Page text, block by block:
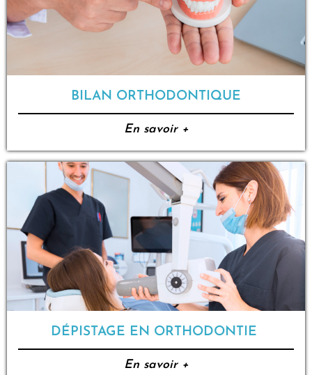
BILAN ORTHODONTIQUE
En savoir +
DÉPISTAGE EN ORTHODONTIE
En savoir +